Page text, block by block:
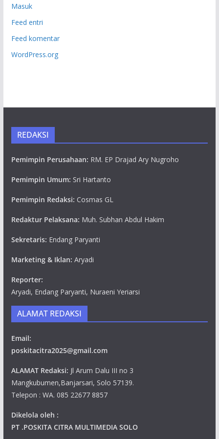
Masuk
Feed entri
Feed komentar
WordPress.org
REDAKSI
Pemimpin Perusahaan: RM. EP Drajad Ary Nugroho
Pemimpin Umum: Sri Hartanto
Pemimpin Redaksi: Cosmas GL
Redaktur Pelaksana: Muh. Subhan Abdul Hakim
Sekretaris: Endang Paryanti
Marketing & Iklan: Aryadi
Reporter:
Aryadi, Endang Paryanti, Nuraeni Yeriarsi
ALAMAT REDAKSI
Email:
poskitacitra2025@gmail.com
ALAMAT Redaksi: Jl Arum Dalu III no 3
Mangkubumen,Banjarsari, Solo 57139.
Telepon : WA. 085 22677 8857
Dikelola oleh :
PT .POSKITA CITRA MULTIMEDIA SOLO